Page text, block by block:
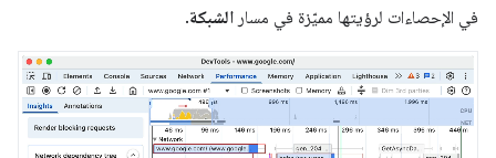
في الإحصاءات لرؤيتها مميّزة في مسار الشبكة.